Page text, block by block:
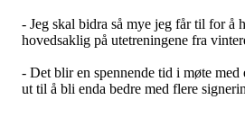
- Jeg skal bidra så mye jeg får til for å
hovedsaklig på utetreningene fra
- Det blir en spennende tid i møte med
ut til å bli enda bedre med flere